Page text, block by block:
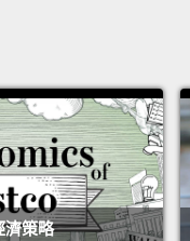
濟策略